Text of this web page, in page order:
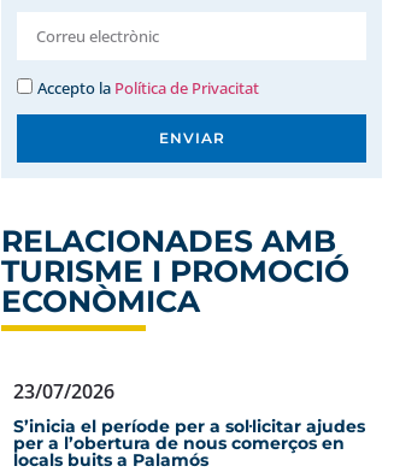
Accepto la Política de Privacitat
ENVIAR
RELACIONADES AMB
TURISME I PROMOCIÓ
ECONÒMICA
23/07/2026
S’inicia el període per a sol·licitar ajudes
per a l’obertura de nous comerços en
locals buits a Palamós